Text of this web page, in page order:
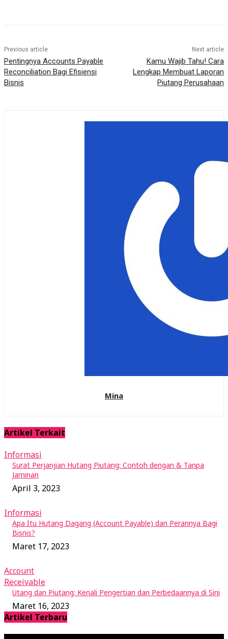
Previous article
Pentingnya Accounts Payable
Reconciliation Bagi Efisiensi
Bisnis
Next article
Kamu Wajib Tahu! Cara
Lengkap Membuat Laporan
Piutang Perusahaan​
Mina
Artikel Terkait
Informasi
Surat Perjanjian Hutang Piutang: Contoh dengan & Tanpa
Jaminan
April 3, 2023
Informasi
Apa Itu Hutang Dagang (Account Payable) dan Perannya Bagi
Bisnis?
Maret 17, 2023
Account
Receivable
Utang dan Piutang: Kenali Pengertian dan Perbedaannya di Sini
Maret 16, 2023
Artikel Terbaru